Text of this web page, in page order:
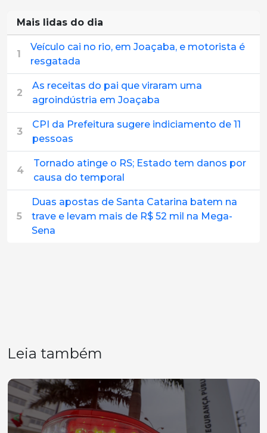
Mais lidas do dia
1
Veículo cai no rio, em Joaçaba, e motorista é
resgatada
2
As receitas do pai que viraram uma
agroindústria em Joaçaba
3
CPI da Prefeitura sugere indiciamento de 11
pessoas
4
Tornado atinge o RS; Estado tem danos por
causa do temporal
5
Duas apostas de Santa Catarina batem na
trave e levam mais de R$ 52 mil na Mega-
Sena
Leia também